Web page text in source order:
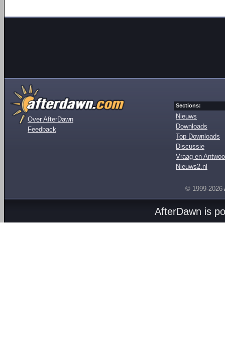
Over AfterDawn
Feedback
Sections:
Nieuws
Downloads
Top Downloads
Discussie
Vraag en
Nieuws2.nl
© 1999-2026
AfterDawn is